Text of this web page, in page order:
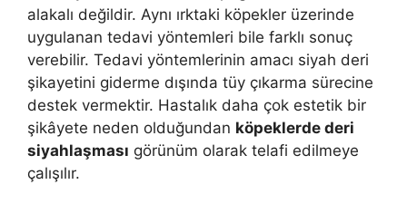
alakalı değildir. Aynı ırktaki köpekler üzerinde
uygulanan tedavi yöntemleri bile farklı sonuç
verebilir. Tedavi yöntemlerinin amacı siyah deri
şikayetini giderme dışında tüy çıkarma sürecine
destek vermektir. Hastalık daha çok estetik bir
şikâyete neden olduğundan köpeklerde deri
siyahlaşması görünüm olarak telafi edilmeye
çalışılır.